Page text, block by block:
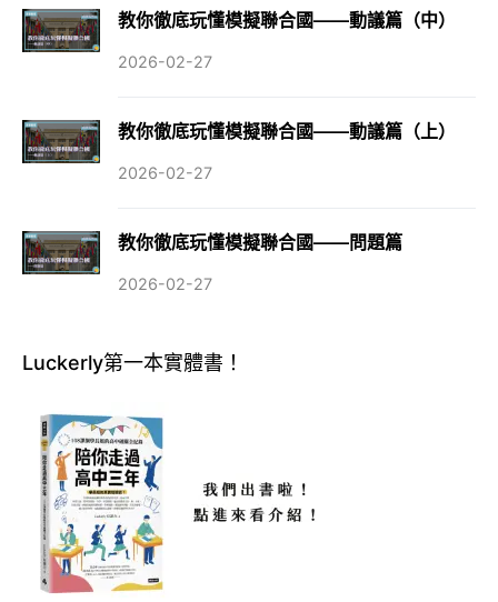
教你徹底玩懂模擬聯合國——動議篇（中）
2026-02-27
教你徹底玩懂模擬聯合國——動議篇（上）
2026-02-27
教你徹底玩懂模擬聯合國——問題篇
2026-02-27
Luckerly第一本實體書！